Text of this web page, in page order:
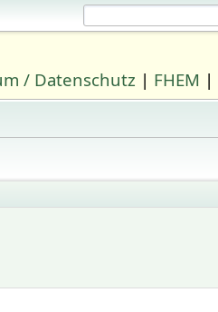
/ Datenschutz | FHEM |